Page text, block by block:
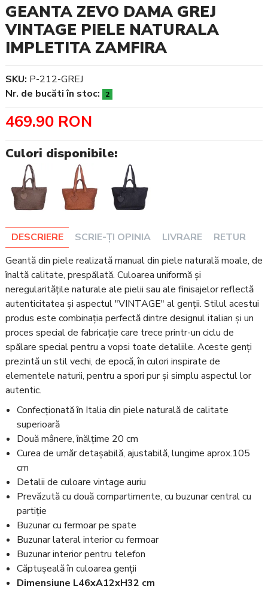
GEANTA ZEVO DAMA GREJ
VINTAGE PIELE NATURALA
IMPLETITA ZAMFIRA
Culori disponibile:
DESCRIERE SCRIE-ȚI OPINIA LIVRARE
RETUR
Geantă din piele realizată manual din piele naturală moale, de
înaltă calitate, prespălată. Culoarea uniformă și
neregularitățile naturale ale pielii sau ale finisajelor reflectă
autenticitatea și aspectul "VINTAGE" al genții. Stilul acestui
produs este combinația perfectă dintre designul italian și un
proces special de fabricație care trece printr-un ciclu de
spălare special pentru a vopsi toate detaliile. Aceste genți
prezintă un stil vechi, de epocă, în culori inspirate de
elementele naturii, pentru a spori pur și simplu aspectul lor
autentic.
Confecționată în Italia din piele naturală de calitate
superioară
Două mânere, înălțime 20 cm
Curea de umăr detașabilă, ajustabilă, lungime aprox.105
cm
Detalii de culoare vintage auriu
Prevăzută cu două compartimente, cu buzunar central cu
partiție
Buzunar cu fermoar pe spate
Buzunar lateral interior cu fermoar
Buzunar interior pentru telefon
Căptușeală în culoarea genții
Dimensiune L46xA12xH32 cm
SKU: P-212-GREJ
Nr. de bucăti în stoc:
2
469.90 RON